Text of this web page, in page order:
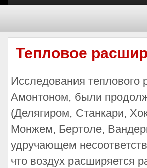
Тепловое
Исследования
Амонтоном, были
(Делягиром, Станкари,
Монжем, Бертоле,
удручающем
что воздух расширяется